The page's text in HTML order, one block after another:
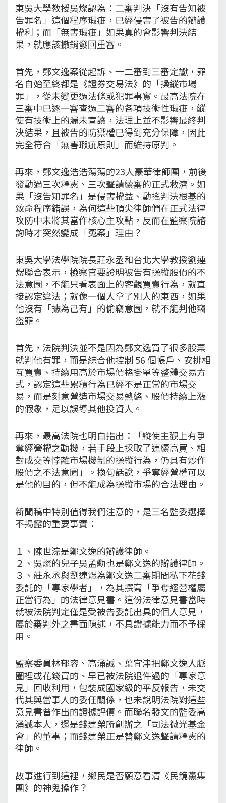
東吳大學教授吳燦認為：二審判決「沒有告知被
告罪名」這個程序瑕疵，已經侵害了被告的辯護
權利；而「無害瑕疵」如果真的會影響判決結
果，就應該撤銷發回重審。
首先，鄭文逸案從起訴、一二審到三審定讞，罪
名自始至終都是《證券交易法》的「操縱市場
罪」，從未變更過法條或犯罪事實。最高法院在
三審中已逐一審查過二審的各項技術性瑕疵，縱
使有技術上的漏未宣讀，法理上並不影響最終判
決結果，且被告的防禦權已得到充分保障，因此
完全符合「無害瑕疵原則」而維持原判。
再來，鄭文逸浩浩蕩蕩的23人豪華律師團，前後
發動過三次釋憲、三次聲請續審的正式救濟。如
果「沒告知罪名」是侵害權益、動搖判決根基的
致命程序錯誤，為何這些頂尖律師們在正式法律
攻防中未將其當作核心主攻點，反而在監察院諮
詢時才突然變成「冤案」理由？
東吳大學法學院院長莊永丞和台北大學教授劉連
煜聯合表示，檢察官要證明被告有操縱股價的不
法意圖，不能只看表面上的客觀買賣行為，就直
接認定違法；就像一個人拿了別人的東西，如果
他沒有「據為己有」的偷竊意圖，就不能判他竊
盜罪。
首先，法院判決並不是因為鄭文逸買了很多股票
就判他有罪，而是綜合他控制 56 個帳戶、安排相
互買賣、持續用高於市場價格掛單等整體交易方
式，認定這些累積行為已經不是正常的市場交
易，而是刻意營造市場交易熱絡、股價持續上漲
的假象，足以誤導其他投資人。
再來，最高法院也明白指出：「縱使主觀上有爭
奪經營權之動機，若手段上採取了連續高買、相
對成交等悖離市場機制的操縱行為，仍具有炒作
股價之不法意圖」。換句話說，爭奪經營權可以
是他的目的，但不能成為操縱市場的合法理由。
新聞稿中特別值得我們注意的，是三名監委選擇
不揭露的重要事實：
１、陳世淙是鄭文逸的辯護律師。
２、吳燦的兒子吳孟勳也是鄭文逸的辯護律師。
３、莊永丞與劉連煜為鄭文逸二審期間私下花錢
委託的「專家學者」，為其撰寫「爭奪經營權屬
正當行為」的法律意見書。這份法律意見書當時
就被法院判定僅是受被告委託出具的個人意見，
屬於審判外之書面陳述，不具證據能力而不予採
用。
監察委員林郁容、高涌誠、葉宜津把鄭文逸人脈
圈裡或花錢買的、早已被法院退件過的「專家意
見」回收利用，包裝成國家級的平反報告，未交
代其與當事人的委任關係，也未說明法院對這些
意見書曾作出的證據評價。而聯名發文的監委高
涌誠本人，還是錢建榮所創辦之「司法微光基金
會」的董事；而錢建榮正是替鄭文逸聲請釋憲的
律師。
故事進行到這裡，鄉民是否願意看清《民鏡黨集
團》的神鬼操作？